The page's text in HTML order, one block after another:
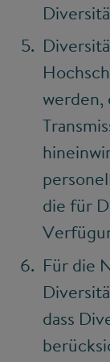
werden,
die für
Für die
dass